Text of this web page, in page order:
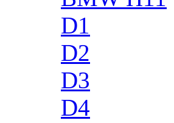
D1
D2
D3
D4